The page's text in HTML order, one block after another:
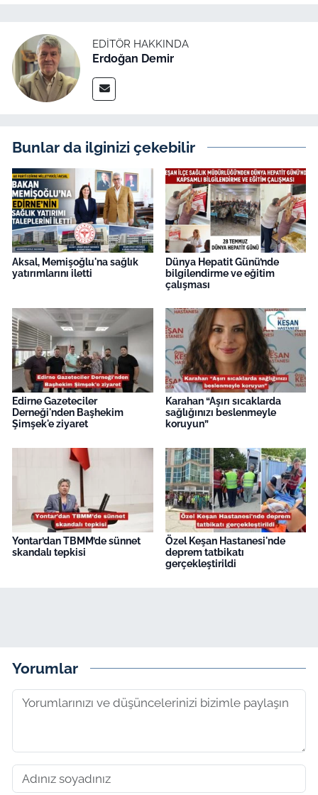
EDITÖR HAKKINDA
Erdoğan Demir
Bunlar da ilginizi çekebilir
Aksal, Memişoğlu'na sağlık
yatırımlarını iletti
Dünya Hepatit Günü’nde
bilgilendirme ve eğitim
çalışması
Edirne Gazeteciler
Derneği'nden Başhekim
Şimşek'e ziyaret
Karahan “Aşırı sıcaklarda
sağlığınızı beslenmeyle
koruyun”
Yontar’dan TBMM’de sünnet
skandalı tepkisi
Özel Keşan Hastanesi'nde
deprem tatbikatı
gerçekleştirildi
Yorumlar